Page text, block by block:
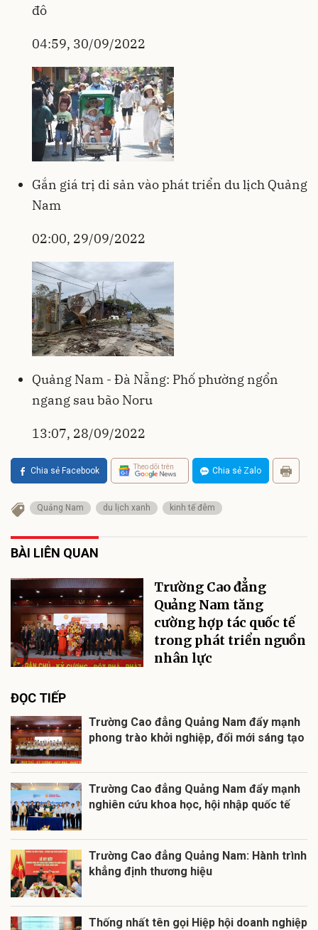
đô
04:59, 30/09/2022
Gắn giá trị di sản vào phát triển du lịch Quảng
Nam
02:00, 29/09/2022
Quảng Nam - Đà Nẵng: Phố phường ngổn
ngang sau bão Noru
13:07, 28/09/2022
Chia sẻ Facebook Theo dõi trên Chia sẻ Zalo
Quảng Nam du lịch xanh kinh tế đêm
BÀI LIÊN QUAN
Trường Cao đẳng
Quảng Nam tăng
cường hợp tác quốc tế
trong phát triển nguồn
nhân lực
ĐỌC TIẾP
Trường Cao đẳng Quảng Nam đẩy mạnh
phong trào khởi nghiệp, đổi mới sáng tạo
Trường Cao đẳng Quảng Nam đẩy mạnh
nghiên cứu khoa học, hội nhập quốc tế
Trường Cao đẳng Quảng Nam: Hành trình
khẳng định thương hiệu
Thống nhất tên gọi Hiệp hội doanh nghiệp